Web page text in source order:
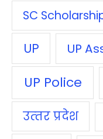
SC
UP UP
UP Police
उत्‍तर प्रदेश